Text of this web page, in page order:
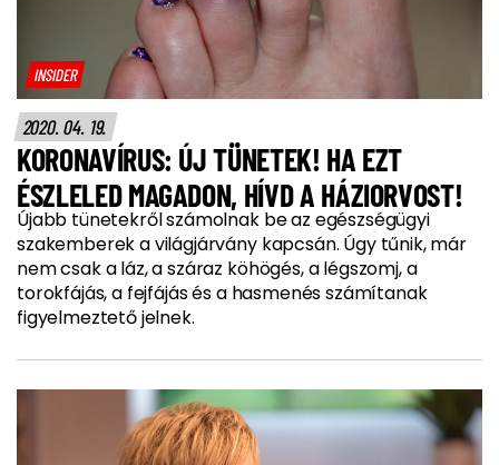
INSIDER
2020. 04. 19.
KORONAVÍRUS: ÚJ TÜNETEK! HA EZT
ÉSZLELED MAGADON, HÍVD A HÁZIORVOST!
Újabb tünetekről számolnak be az egészségügyi
szakemberek a világjárvány kapcsán. Úgy tűnik, már
nem csak a láz, a száraz köhögés, a légszomj, a
torokfájás, a fejfájás és a hasmenés számítanak
figyelmeztető jelnek.